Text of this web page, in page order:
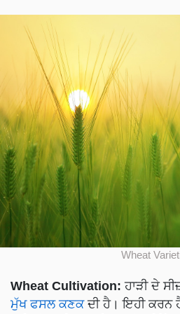
Wheat
Wheat Cultivation: ਹਾੜੀ ਦੇ
ਮੁੱਖ ਫਸਲ ਕਣਕਦੀ ਹੈ। ਇਹੀ ਕਰਨ